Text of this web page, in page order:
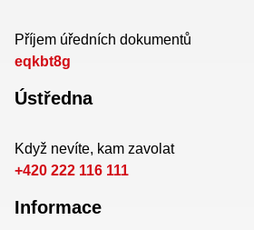
Příjem úředních dokumentů
eqkbt8g
Ústředna
Když nevíte, kam zavolat
+420 222 116 111
Informace